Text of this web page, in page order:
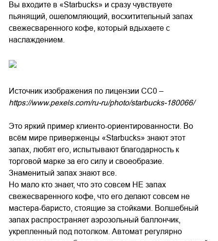
Вы входите в «Starbucks» и сразу чувствуете
пьянящий, ошеломляющий, восхитительный запах
свежесваренного кофе, который вдыхаете с
наслаждением.
Источник изображения по лицензии СС0 –
https://www.pexels.com/ru-ru/photo/starbucks-180066/
Это яркий пример клиенто-ориентированности. Во
всём мире приверженцы «Starbucks» знают этот
запах, любят его, испытывают благодарность к
торговой марке за его силу и своеобразие.
Знаменитый запах знают все.
Но мало кто знает, что это совсем НЕ запах
свежесваренного кофе, что его делают совсем не
мастера-баристо, стоящие за стойками. Волшебный
запах распространяет аэрозольный баллончик,
укрепленный под потолком. Автомат регулярно